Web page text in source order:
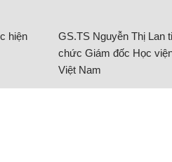
hiện
GS.TS Nguyễn Thị Lan
chức Giám đốc Học
Việt Nam